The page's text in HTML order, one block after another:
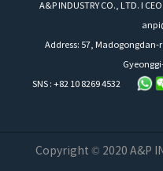
A&P INDUSTRY CO., LTD. I
Address: 57,
SNS : +82 10 8269 4532
Copyright © 2020 A&P